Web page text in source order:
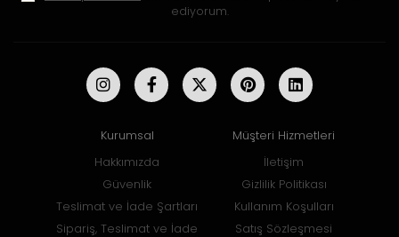
ediyorum.
Kurumsal
Hakkımızda
Güvenlik
Teslimat ve İade Şartları
Sipariş, Teslimat ve İade
Müşteri Hizmetleri
İletişim
Gizlilik Politikası
Kullanım Koşulları
Satış Sözleşmesi